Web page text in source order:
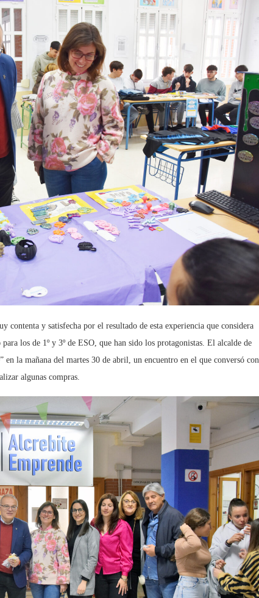
contenta y satisfecha por el resultado de esta experiencia que considera
los de 1º y 3º de ESO, que han sido los protagonistas. El alcalde de
la mañana del martes 30 de abril, un encuentro en el que conversó con
algunas compras.